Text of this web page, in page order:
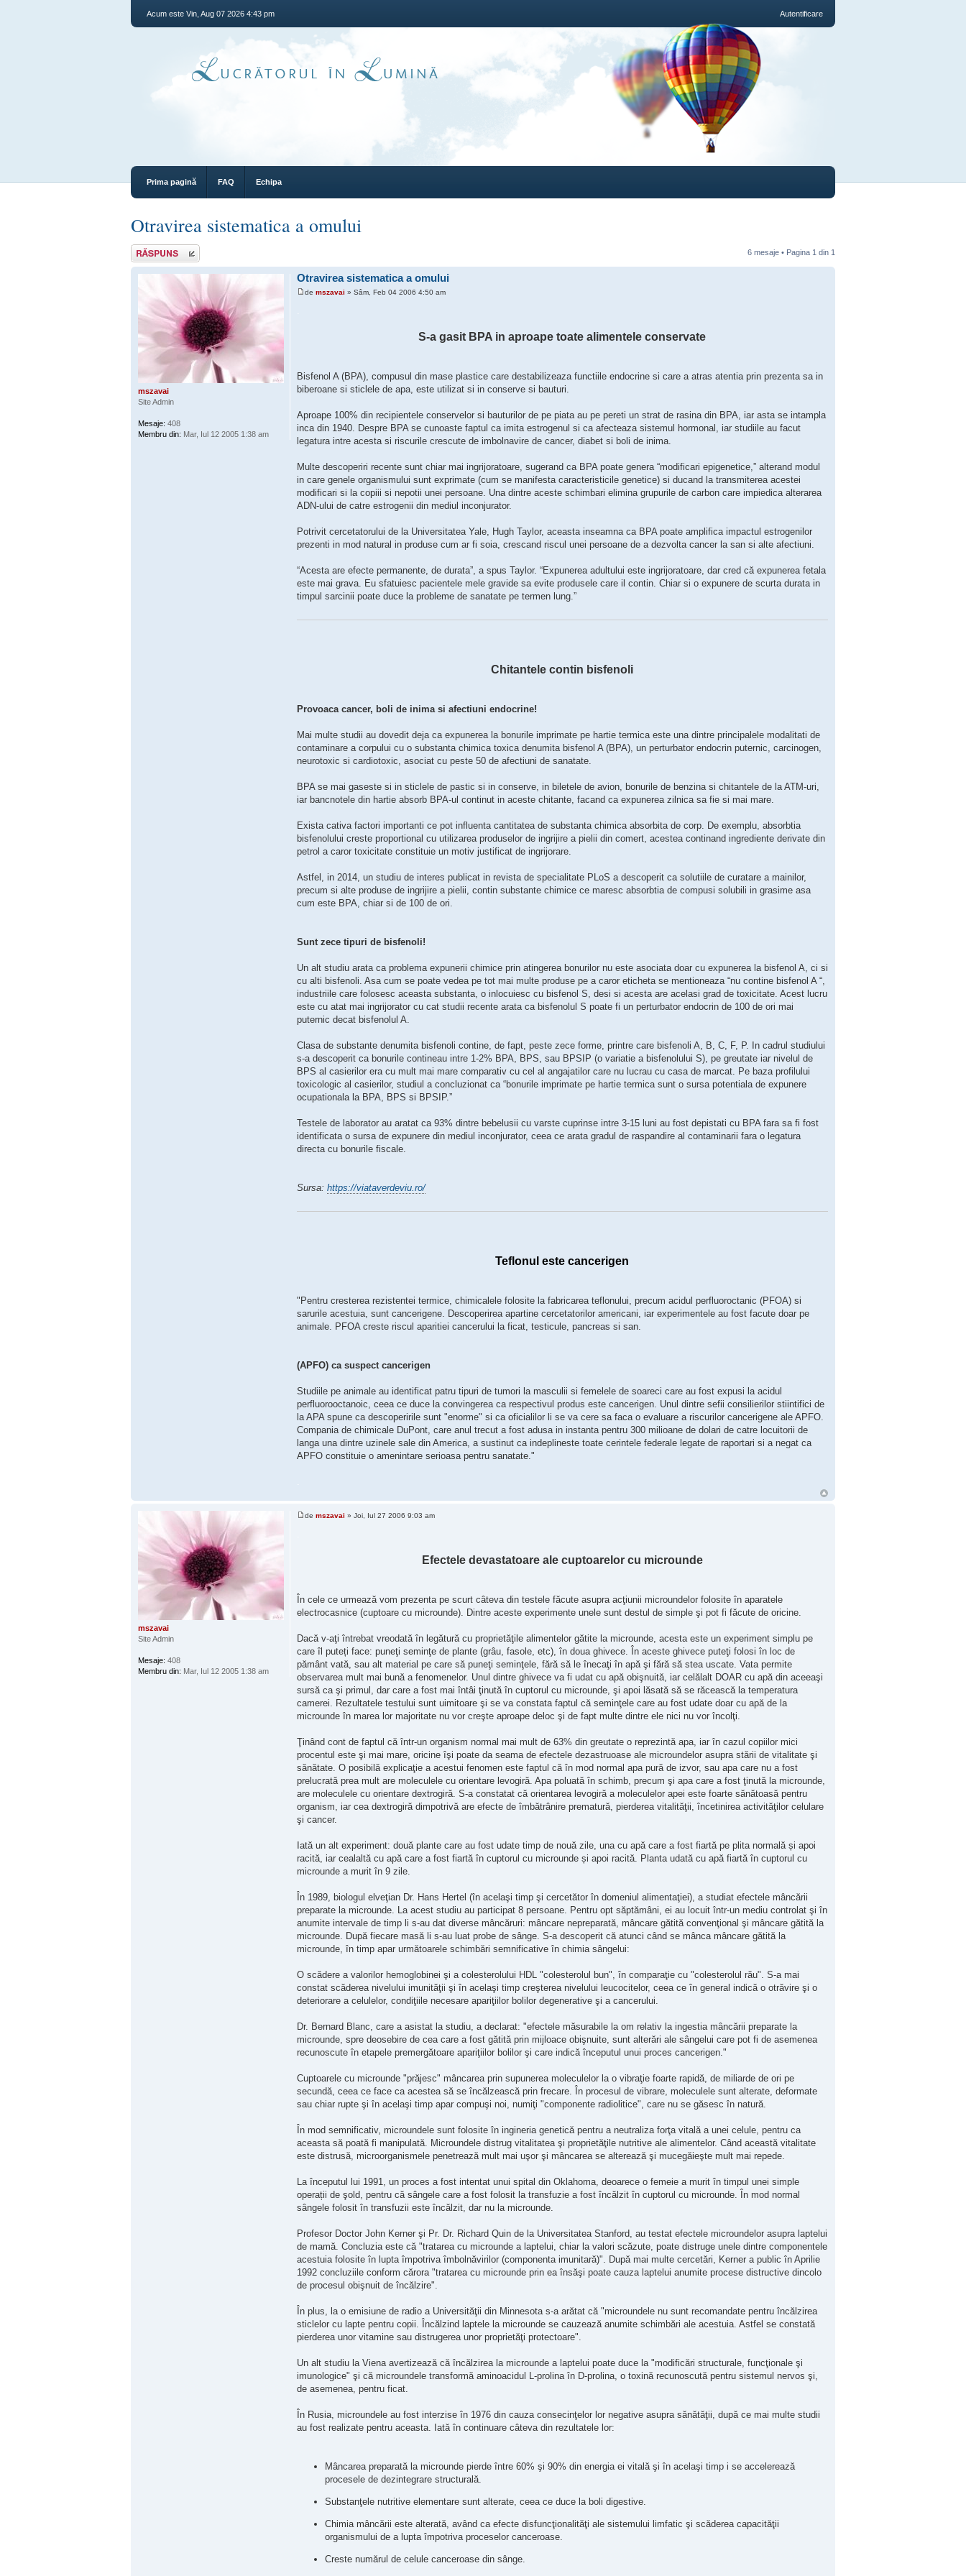
Acum este Vin, Aug 07 2026 4:43 pm Autentificare
Prima pagină FAQ Echipa
Otravirea sistematica a omului
Răspunde 6 mesaje • Pagina 1 din 1
Otravirea sistematica a omului
de mszavai » Sâm, Feb 04 2006 4:50 am
S-a gasit BPA in aproape toate alimentele conservate
Bisfenol A (BPA), compusul din mase plastice care destabilizeaza functiile endocrine si care a atras atentia prin prezenta sa in
biberoane si sticlele de apa, este utilizat si in conserve si bauturi.
Aproape 100% din recipientele conservelor si bauturilor de pe piata au pe pereti un strat de rasina din BPA, iar asta se intampla
inca din 1940. Despre BPA se cunoaste faptul ca imita estrogenul si ca afecteaza sistemul hormonal, iar studiile au facut
legatura intre acesta si riscurile crescute de imbolnavire de cancer, diabet si boli de inima.
Multe descoperiri recente sunt chiar mai ingrijoratoare, sugerand ca BPA poate genera “modificari epigenetice,” alterand modul
in care genele organismului sunt exprimate (cum se manifesta caracteristicile genetice) si ducand la transmiterea acestei
modificari si la copiii si nepotii unei persoane. Una dintre aceste schimbari elimina grupurile de carbon care impiedica alterarea
ADN-ului de catre estrogenii din mediul inconjurator.
Potrivit cercetatorului de la Universitatea Yale, Hugh Taylor, aceasta inseamna ca BPA poate amplifica impactul estrogenilor
prezenti in mod natural in produse cum ar fi soia, crescand riscul unei persoane de a dezvolta cancer la san si alte afectiuni.
“Acesta are efecte permanente, de durata”, a spus Taylor. “Expunerea adultului este ingrijoratoare, dar cred că expunerea fetala
este mai grava. Eu sfatuiesc pacientele mele gravide sa evite produsele care il contin. Chiar si o expunere de scurta durata in
timpul sarcinii poate duce la probleme de sanatate pe termen lung.”
Chitantele contin bisfenoli
Provoaca cancer, boli de inima si afectiuni endocrine!
Mai multe studii au dovedit deja ca expunerea la bonurile imprimate pe hartie termica este una dintre principalele modalitati de
contaminare a corpului cu o substanta chimica toxica denumita bisfenol A (BPA), un perturbator endocrin puternic, carcinogen,
neurotoxic si cardiotoxic, asociat cu peste 50 de afectiuni de sanatate.
BPA se mai gaseste si in sticlele de pastic si in conserve, in biletele de avion, bonurile de benzina si chitantele de la ATM-uri,
iar bancnotele din hartie absorb BPA-ul continut in aceste chitante, facand ca expunerea zilnica sa fie si mai mare.
Exista cativa factori importanti ce pot influenta cantitatea de substanta chimica absorbita de corp. De exemplu, absorbtia
bisfenolului creste proportional cu utilizarea produselor de ingrijire a pielii din comert, acestea continand ingrediente derivate din
petrol a caror toxicitate constituie un motiv justificat de ingrijorare.
Astfel, in 2014, un studiu de interes publicat in revista de specialitate PLoS a descoperit ca solutiile de curatare a mainilor,
precum si alte produse de ingrijire a pielii, contin substante chimice ce maresc absorbtia de compusi solubili in grasime asa
cum este BPA, chiar si de 100 de ori.
Sunt zece tipuri de bisfenoli!
Un alt studiu arata ca problema expunerii chimice prin atingerea bonurilor nu este asociata doar cu expunerea la bisfenol A, ci si
cu alti bisfenoli. Asa cum se poate vedea pe tot mai multe produse pe a caror eticheta se mentioneaza “nu contine bisfenol A “,
industriile care folosesc aceasta substanta, o inlocuiesc cu bisfenol S, desi si acesta are acelasi grad de toxicitate. Acest lucru
este cu atat mai ingrijorator cu cat studii recente arata ca bisfenolul S poate fi un perturbator endocrin de 100 de ori mai
puternic decat bisfenolul A.
Clasa de substante denumita bisfenoli contine, de fapt, peste zece forme, printre care bisfenoli A, B, C, F, P. In cadrul studiului
s-a descoperit ca bonurile contineau intre 1-2% BPA, BPS, sau BPSIP (o variatie a bisfenolului S), pe greutate iar nivelul de
BPS al casierilor era cu mult mai mare comparativ cu cel al angajatilor care nu lucrau cu casa de marcat. Pe baza profilului
toxicologic al casierilor, studiul a concluzionat ca “bonurile imprimate pe hartie termica sunt o sursa potentiala de expunere
ocupationala la BPA, BPS si BPSIP.”
Testele de laborator au aratat ca 93% dintre bebelusii cu varste cuprinse intre 3-15 luni au fost depistati cu BPA fara sa fi fost
identificata o sursa de expunere din mediul inconjurator, ceea ce arata gradul de raspandire al contaminarii fara o legatura
directa cu bonurile fiscale.
Sursa: https://viataverdeviu.ro/
Teflonul este cancerigen
"Pentru cresterea rezistentei termice, chimicalele folosite la fabricarea teflonului, precum acidul perfluoroctanic (PFOA) si
sarurile acestuia, sunt cancerigene. Descoperirea apartine cercetatorilor americani, iar experimentele au fost facute doar pe
animale. PFOA creste riscul aparitiei cancerului la ficat, testicule, pancreas si san.
(APFO) ca suspect cancerigen
Studiile pe animale au identificat patru tipuri de tumori la masculii si femelele de soareci care au fost expusi la acidul
perfluorooctanoic, ceea ce duce la convingerea ca respectivul produs este cancerigen. Unul dintre sefii consilierilor stiintifici de
la APA spune ca descoperirile sunt "enorme" si ca oficialilor li se va cere sa faca o evaluare a riscurilor cancerigene ale APFO.
Compania de chimicale DuPont, care anul trecut a fost adusa in instanta pentru 300 milioane de dolari de catre locuitorii de
langa una dintre uzinele sale din America, a sustinut ca indeplineste toate cerintele federale legate de raportari si a negat ca
APFO constituie o amenintare serioasa pentru sanatate."
mszavai
Site Admin
Mesaje: 408
Membru din: Mar, Iul 12 2005 1:38 am
de mszavai » Joi, Iul 27 2006 9:03 am
Efectele devastatoare ale cuptoarelor cu microunde
În cele ce urmează vom prezenta pe scurt câteva din testele făcute asupra acţiunii microundelor folosite în aparatele
electrocasnice (cuptoare cu microunde). Dintre aceste experimente unele sunt destul de simple şi pot fi făcute de oricine.
Dacă v-aţi întrebat vreodată în legătură cu proprietăţile alimentelor gătite la microunde, acesta este un experiment simplu pe
care îl puteți face: puneţi seminţe de plante (grâu, fasole, etc), în doua ghivece. În aceste ghivece puteţi folosi în loc de
pământ vată, sau alt material pe care să puneţi seminţele, fără să le înecaţi în apă şi fără să stea uscate. Vata permite
observarea mult mai bună a fenomenelor. Unul dintre ghivece va fi udat cu apă obişnuită, iar celălalt DOAR cu apă din aceeaşi
sursă ca şi primul, dar care a fost mai întâi ţinută în cuptorul cu microunde, şi apoi lăsată să se răcească la temperatura
camerei. Rezultatele testului sunt uimitoare şi se va constata faptul că seminţele care au fost udate doar cu apă de la
microunde în marea lor majoritate nu vor creşte aproape deloc şi de fapt multe dintre ele nici nu vor încolţi.
Ţinând cont de faptul că într-un organism normal mai mult de 63% din greutate o reprezintă apa, iar în cazul copiilor mici
procentul este şi mai mare, oricine îşi poate da seama de efectele dezastruoase ale microundelor asupra stării de vitalitate şi
sănătate. O posibilă explicaţie a acestui fenomen este faptul că în mod normal apa pură de izvor, sau apa care nu a fost
prelucrată prea mult are moleculele cu orientare levogiră. Apa poluată în schimb, precum şi apa care a fost ţinută la microunde,
are moleculele cu orientare dextrogiră. S-a constatat că orientarea levogiră a moleculelor apei este foarte sănătoasă pentru
organism, iar cea dextrogiră dimpotrivă are efecte de îmbătrânire prematură, pierderea vitalităţii, încetinirea activităţilor celulare
şi cancer.
Iată un alt experiment: două plante care au fost udate timp de nouă zile, una cu apă care a fost fiartă pe plita normală și apoi
racită, iar cealaltă cu apă care a fost fiartă în cuptorul cu microunde și apoi racită. Planta udată cu apă fiartă în cuptorul cu
microunde a murit în 9 zile.
În 1989, biologul elveţian Dr. Hans Hertel (în acelaşi timp şi cercetător în domeniul alimentaţiei), a studiat efectele mâncării
preparate la microunde. La acest studiu au participat 8 persoane. Pentru opt săptămâni, ei au locuit într-un mediu controlat şi în
anumite intervale de timp li s-au dat diverse mâncăruri: mâncare nepreparată, mâncare gătită convenţional şi mâncare gătită la
microunde. După fiecare masă li s-au luat probe de sânge. S-a descoperit că atunci când se mânca mâncare gătită la
microunde, în timp apar următoarele schimbări semnificative în chimia sângelui:
O scădere a valorilor hemoglobinei şi a colesterolului HDL "colesterolul bun", în comparaţie cu "colesterolul rău". S-a mai
constat scăderea nivelului imunităţii şi în acelaşi timp creşterea nivelului leucocitelor, ceea ce în general indică o otrăvire şi o
deteriorare a celulelor, condiţiile necesare apariţiilor bolilor degenerative şi a cancerului.
Dr. Bernard Blanc, care a asistat la studiu, a declarat: "efectele măsurabile la om relativ la ingestia mâncării preparate la
microunde, spre deosebire de cea care a fost gătită prin mijloace obişnuite, sunt alterări ale sângelui care pot fi de asemenea
recunoscute în etapele premergătoare apariţiilor bolilor şi care indică începutul unui proces cancerigen."
Cuptoarele cu microunde "prăjesc" mâncarea prin supunerea moleculelor la o vibraţie foarte rapidă, de miliarde de ori pe
secundă, ceea ce face ca acestea să se încălzească prin frecare. În procesul de vibrare, moleculele sunt alterate, deformate
sau chiar rupte şi în acelaşi timp apar compuşi noi, numiţi "componente radiolitice", care nu se găsesc în natură.
În mod semnificativ, microundele sunt folosite în ingineria genetică pentru a neutraliza forţa vitală a unei celule, pentru ca
aceasta să poată fi manipulată. Microundele distrug vitalitatea şi proprietăţile nutritive ale alimentelor. Când această vitalitate
este distrusă, microorganismele penetrează mult mai uşor şi mâncarea se alterează şi mucegăieşte mult mai repede.
La începutul lui 1991, un proces a fost intentat unui spital din Oklahoma, deoarece o femeie a murit în timpul unei simple
operații de şold, pentru că sângele care a fost folosit la transfuzie a fost încălzit în cuptorul cu microunde. În mod normal
sângele folosit în transfuzii este încălzit, dar nu la microunde.
Profesor Doctor John Kerner şi Pr. Dr. Richard Quin de la Universitatea Stanford, au testat efectele microundelor asupra laptelui
de mamă. Concluzia este că "tratarea cu microunde a laptelui, chiar la valori scăzute, poate distruge unele dintre componentele
acestuia folosite în lupta împotriva îmbolnăvirilor (componenta imunitară)". După mai multe cercetări, Kerner a public în Aprilie
1992 concluziile conform cărora "tratarea cu microunde prin ea însăşi poate cauza laptelui anumite procese distructive dincolo
de procesul obişnuit de încălzire".
În plus, la o emisiune de radio a Universităţii din Minnesota s-a arătat că "microundele nu sunt recomandate pentru încălzirea
sticlelor cu lapte pentru copii. Încălzind laptele la microunde se cauzează anumite schimbări ale acestuia. Astfel se constată
pierderea unor vitamine sau distrugerea unor proprietăţi protectoare".
Un alt studiu la Viena avertizează că încălzirea la microunde a laptelui poate duce la "modificări structurale, funcţionale şi
imunologice" şi că microundele transformă aminoacidul L-prolina în D-prolina, o toxină recunoscută pentru sistemul nervos şi,
de asemenea, pentru ficat.
În Rusia, microundele au fost interzise în 1976 din cauza consecinţelor lor negative asupra sănătăţii, după ce mai multe studii
au fost realizate pentru aceasta. Iată în continuare câteva din rezultatele lor:
Mâncarea preparată la microunde pierde între 60% şi 90% din energia ei vitală şi în acelaşi timp i se accelerează
procesele de dezintegrare structurală.
Substanţele nutritive elementare sunt alterate, ceea ce duce la boli digestive.
Chimia mâncării este alterată, având ca efecte disfuncţionalităţi ale sistemului limfatic şi scăderea capacităţii
organismului de a lupta împotriva proceselor canceroase.
Creste numărul de celule canceroase din sânge.
mszavai
Site Admin
Mesaje: 408
Membru din: Mar, Iul 12 2005 1:38 am